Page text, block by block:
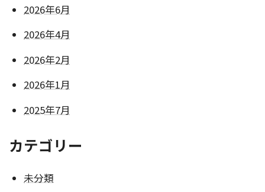
2026年6月
2026年4月
2026年2月
2026年1月
2025年7月
カテゴリー
未分類